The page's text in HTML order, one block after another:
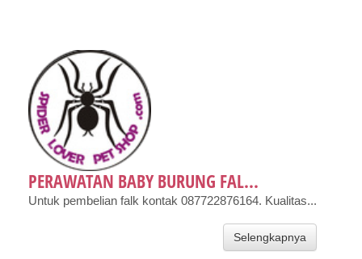
PERAWATAN BABY BURUNG FAL...
Untuk pembelian falk kontak 087722876164. Kualitas...
Selengkapnya